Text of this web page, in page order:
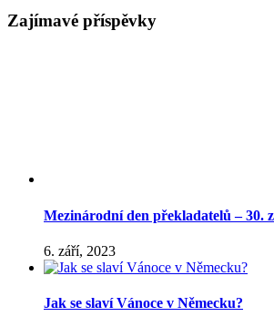
Zajímavé příspěvky
Mezinárodní den překladatelů – 30.
6. září, 2023
Jak se slaví Vánoce v Německu?